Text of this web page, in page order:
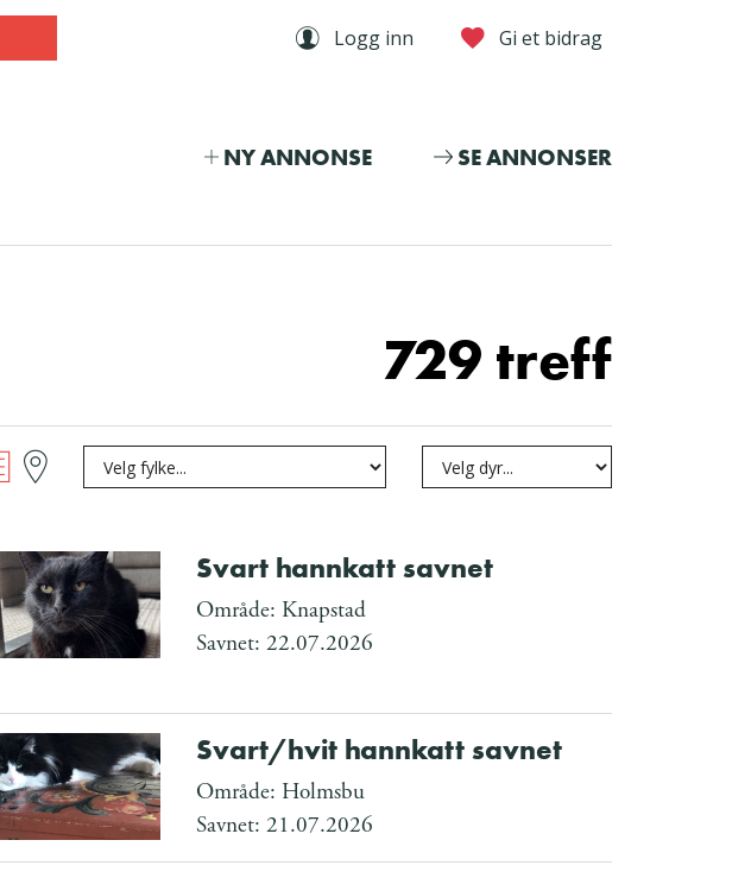
Logg inn Gi et bidrag
NY ANNONSE SE ANNONSER
729 treff
Svart hannkatt savnet
Område: Knapstad
Savnet: 22.07.2026
Svart/hvit hannkatt savnet
Område: Holmsbu
Savnet: 21.07.2026